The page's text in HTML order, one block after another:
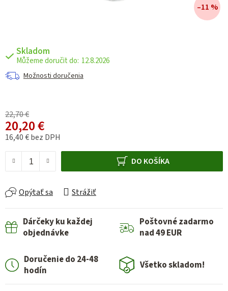
Skladom
12.8.2026
Možnosti doručenia
22,70 €
20,20 €
16,40 € bez DPH
DO KOŠÍKA
Opýtať sa Strážiť
–11 %
Dárčeky ku každej
objednávke
Poštovné zadarmo
nad 49 EUR
Doručenie do 24-48
hodín
Všetko skladom!